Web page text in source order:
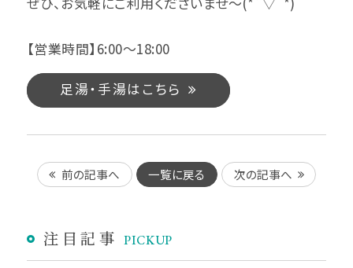
【営業時間】6:00～18:00
足湯・手湯はこちら
前の記事へ 一覧に戻る 次の記事へ
注目記事 PICKUP